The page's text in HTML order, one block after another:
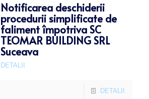
Notificarea deschiderii
procedurii simplificate de
faliment împotriva SC
TEOMAR BUILDING SRL
Suceava
DETALII
DETALII